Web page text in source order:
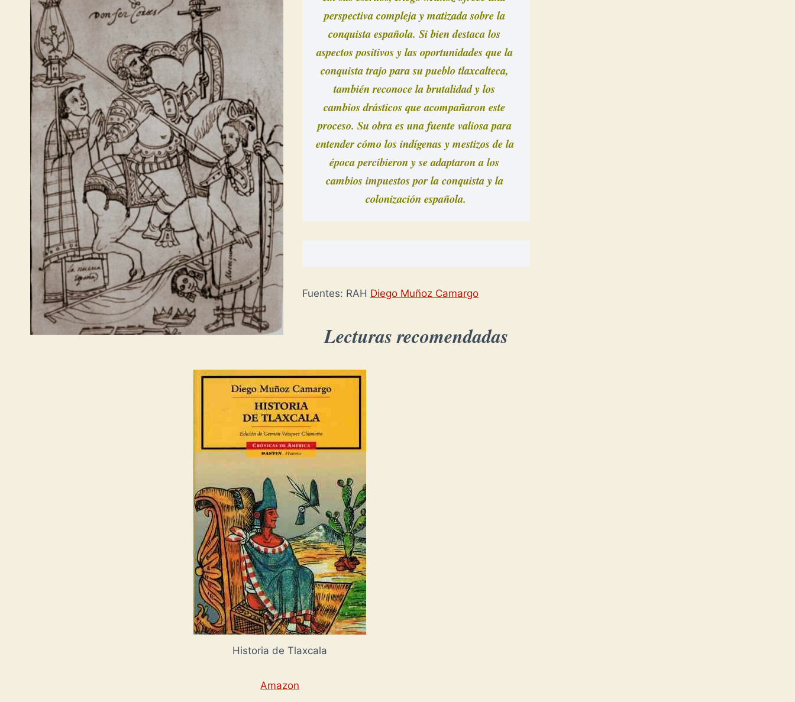
perspectiva compleja y matizada sobre la
conquista española. Si bien destaca los
aspectos positivos y las oportunidades que la
conquista trajo para su pueblo tlaxcalteca,
también reconoce la brutalidad y los
cambios drásticos que acompañaron este
proceso. Su obra es una fuente valiosa para
entender cómo los indígenas y mestizos de la
época percibieron y se adaptaron a los
cambios impuestos por la conquista y la
colonización española.
Fuentes: RAH Diego Muñoz Camargo
Lecturas recomendadas
Historia de Tlaxcala
Amazon